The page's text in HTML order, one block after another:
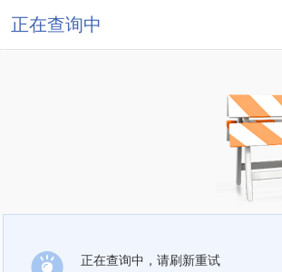
正在查询中
正在查询中，请刷新重试